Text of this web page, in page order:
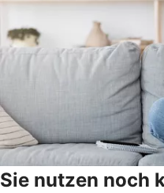
Sie nutzen noch